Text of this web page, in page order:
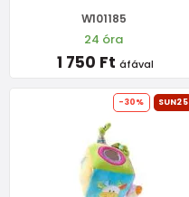
W101185
24 óra
1 750 Ft áfával
-30% SUN25